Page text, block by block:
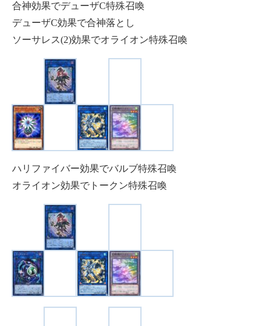
合神効果でデューザC特殊召喚
デューザC効果で合神落とし
ソーサレス(2)効果でオライオン特殊召喚
ハリファイバー効果でバルブ特殊召喚
オライオン効果でトークン特殊召喚